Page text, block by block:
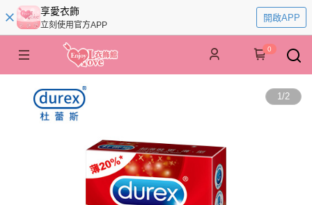
享愛衣飾
立刻使用官方APP
開啟APP
0
1/2